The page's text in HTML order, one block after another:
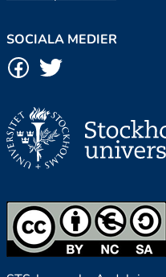
SOCIALA MEDIER